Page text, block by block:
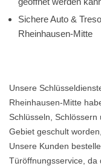
Sichere Auto &
Rheinhausen-Mitte
Unsere
Rheinhausen-Mitte
Schlüsseln,
Gebiet geschult
Unsere Kunden
Türöffnungsservice, da